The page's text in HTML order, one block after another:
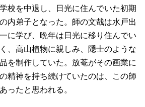
校を中退し、日光に住んでいた初期
内弟子となった。師の文哉は水戸出
に学び、晩年は日光に移り住んでい
、高山植物に親しみ、隠士のような
を制作していた。放菴がその画業に
精神を持ち続けていたのは、この師
ったと思われる。